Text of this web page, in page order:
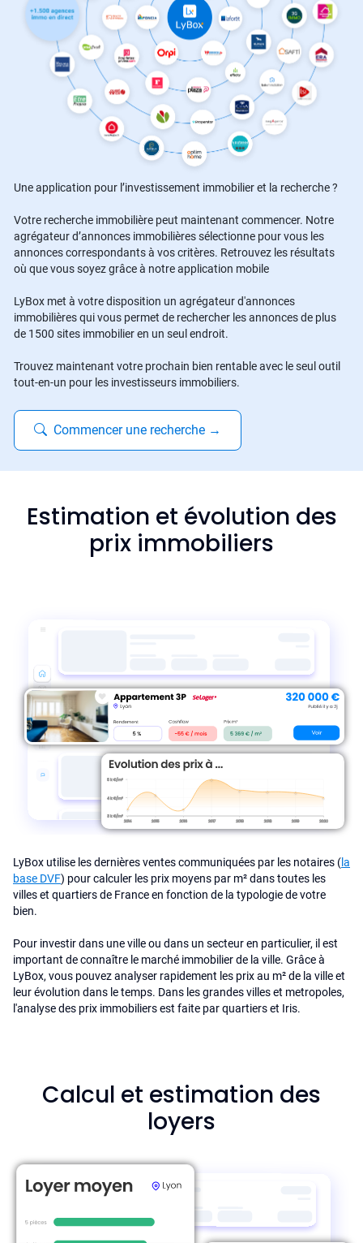
Une application pour l’investissement immobilier et la recherche ?
Votre recherche immobilière peut maintenant commencer. Notre
agrégateur d’annonces immobilières sélectionne pour vous les
annonces correspondants à vos critères. Retrouvez les résultats
où que vous soyez grâce à notre application mobile
LyBox met à votre disposition un agrégateur d'annonces
immobilières qui vous permet de rechercher les annonces de plus
de 1500 sites immobilier en un seul endroit.
Trouvez maintenant votre prochain bien rentable avec le seul outil
tout-en-un pour les investisseurs immobiliers.
Commencer une recherche →
Estimation et évolution des
prix immobiliers
LyBox utilise les dernières ventes communiquées par les notaires (la
base DVF) pour calculer les prix moyens par m² dans toutes les
villes et quartiers de France en fonction de la typologie de votre
bien.
Pour investir dans une ville ou dans un secteur en particulier, il est
important de connaître le marché immobilier de la ville. Grâce à
LyBox, vous pouvez analyser rapidement les prix au m² de la ville et
leur évolution dans le temps. Dans les grandes villes et metropoles,
l'analyse des prix immobiliers est faite par quartiers et Iris.
Calcul et estimation des
loyers